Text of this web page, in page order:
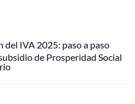
del IVA 2025: paso a paso
de Prosperidad Social